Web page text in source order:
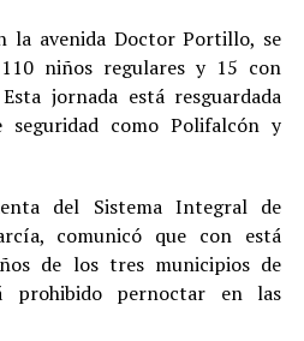
la avenida Doctor Portillo, se
niños regulares y 15 con
jornada está resguardada
como Polifalcón y
del Sistema Integral de
comunicó que con está
de los tres municipios de
prohibido pernoctar en las